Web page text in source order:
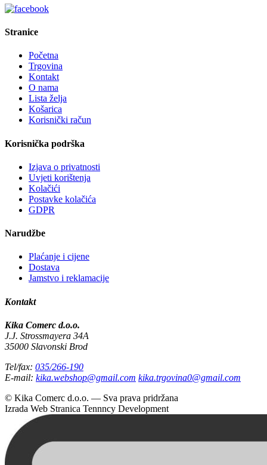
Stranice
Početna
Trgovina
Kontakt
O nama
Lista želja
Košarica
Korisnički račun
Korisnička podrška
Izjava o privatnosti
Uvjeti korištenja
Kolačići
Postavke kolačića
GDPR
Narudžbe
Plaćanje i cijene
Dostava
Jamstvo i reklamacije
Kontakt
Kika Comerc d.o.o.
J.J. Strossmayera 34A
35000 Slavonski Brod
Tel/fax: 035/266-190
E-mail: kika.webshop@gmail.com kika.trgovina0@gmail.com
© Kika Comerc d.o.o. — Sva prava pridržana
Izrada Web Stranica Tennncy Development